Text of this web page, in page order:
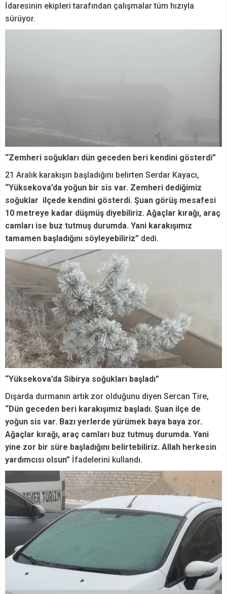
İdaresinin ekipleri tarafından çalışmalar tüm hızıyla
sürüyor.
“Zemheri soğukları dün geceden beri kendini gösterdi”
21 Aralık karakışın başladığını belirten Serdar Kayacı,
“Yüksekova’da yoğun bir sis var. Zemheri dediğimiz
soğuklar ilçede kendini gösterdi. Şuan görüş mesafesi
10 metreye kadar düşmüş diyebiliriz. Ağaçlar kırağı, araç
camları ise buz tutmuş durumda. Yani karakışımız
tamamen başladığını söyleyebiliriz” dedi.
“Yüksekova’da Sibirya soğukları başladı”
Dışarda durmanın artık zor olduğunu diyen Sercan Tire,
“Dün geceden beri karakışımız başladı. Şuan ilçe de
yoğun sis var. Bazı yerlerde yürümek baya baya zor.
Ağaçlar kırağı, araç camları buz tutmuş durumda. Yani
yine zor bir süre başladığını belirtebiliriz. Allah herkesin
yardımcısı olsun” İfadelerini kullandı.